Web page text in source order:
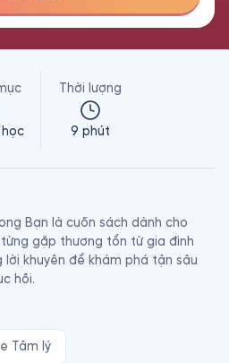
học
Thời lượng
9 phút
Bạn là cuốn sách dành cho
gặp thương tổn từ gia đình
lời khuyên để khám phá tận sâu
hồi.
1938) là bác sĩ, chuyên gia trị
nghiên cứu Rượu và Chất kích
Tâm lý